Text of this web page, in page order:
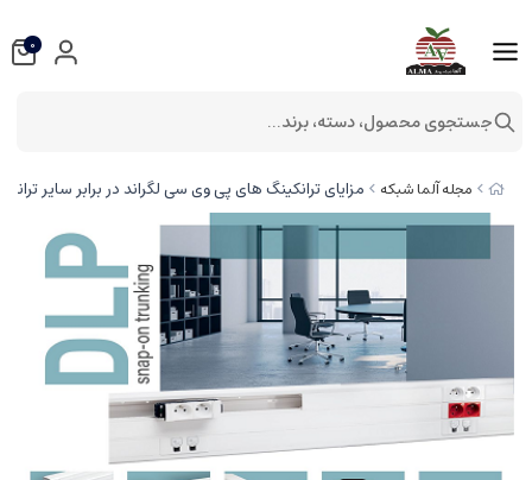
مجله آلما شبکه مزایای ترانکینگ های پی وی سی لگراند در برابر سایر
0
جستجوی محصول، دسته، برند...